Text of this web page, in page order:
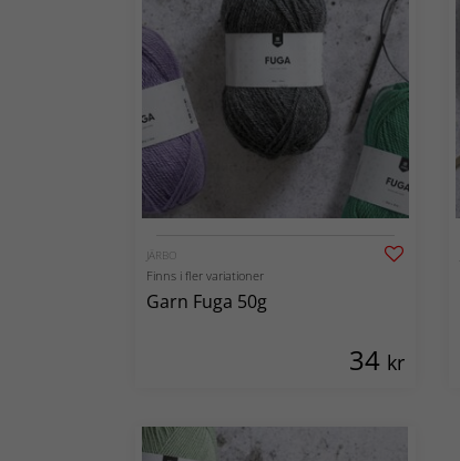
JÄRBO
Finns i fler variationer
Garn Fuga 50g
34 kr